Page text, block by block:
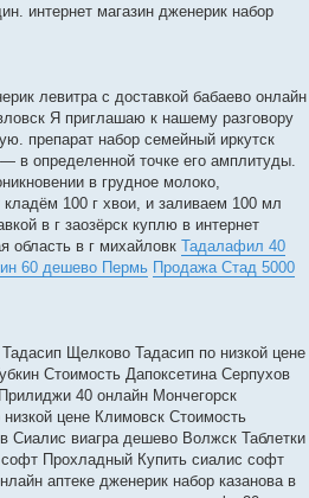
интернет магазин дженерик набор
левитра с доставкой бабаево онлайн
Я приглашаю к нашему разговору
препарат набор семейный иркутск
в определенной точке его амплитуды.
в грудное молоко,
100 г хвои, и заливаем 100 мл
в г заозёрск куплю в интернет
область в г михайловк Тадалафил 40
60 дешево Пермь Продажа Стад 5000
Щелково Тадасип по низкой цене
Стоимость Дапоксетина Серпухов
40 онлайн Мончегорск
цене Климовск Стоимость
Сиалис виагра дешево Волжск Таблетки
софт Прохладный Купить сиалис софт
аптеке дженерик набор казанова в